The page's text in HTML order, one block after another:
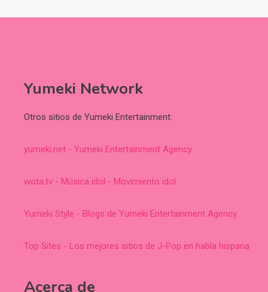
Yumeki Network
Otros sitios de Yumeki Entertainment:
yumeki.net - Yumeki Entertainment Agency
wota.tv - Música idol - Movimiento idol
Yumeki Style - Blogs de Yumeki Entertainment Agency
Top Sites - Los mejores sitios de J-Pop en habla hispana
Acerca de